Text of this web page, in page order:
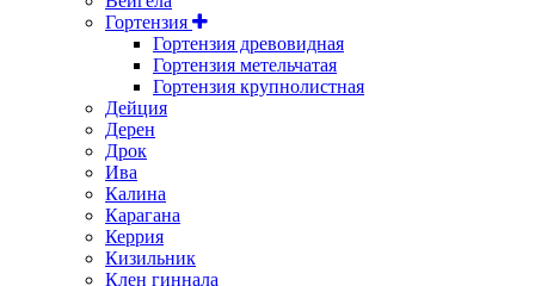
Гортензия
Гортензия древовидная
Гортензия метельчатая
Гортензия крупнолистная
Дейция
Дерен
Дрок
Ива
Калина
Карагана
Керрия
Кизильник
Клен гиннала